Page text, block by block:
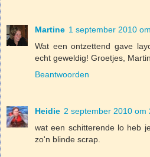
Martine 1 september 2010
Wat een ontzettend gave
echt geweldig! Groetjes,
Beantwoorden
Heidie 2 september 2010 om
wat een schitterende lo heb
zo'n blinde scrap.